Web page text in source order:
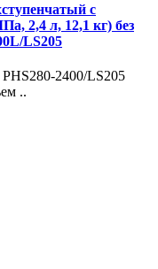
с
2,4 л, 12,1 кг) без
LS205
2400/LS205
..